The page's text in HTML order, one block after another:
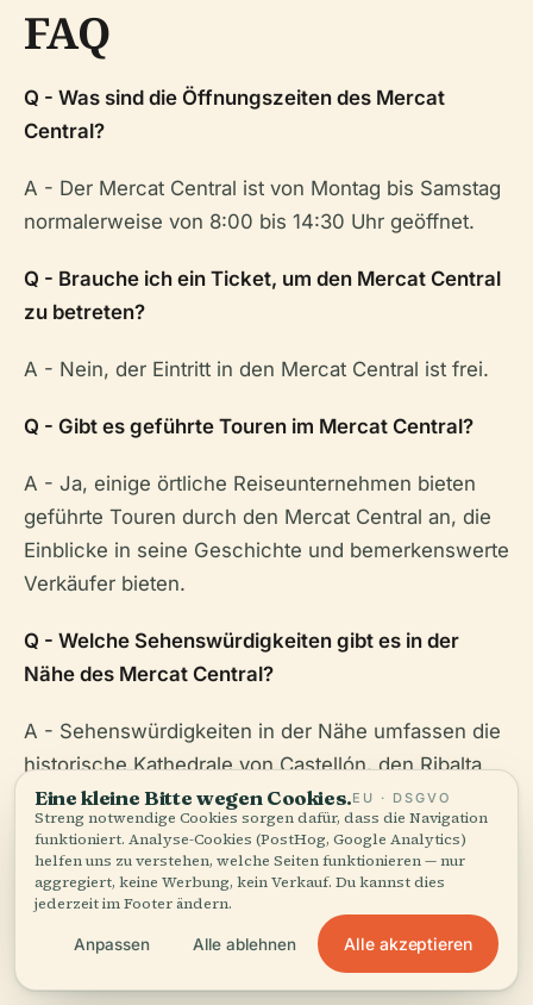
FAQ
Q - Was sind die Öffnungszeiten des Mercat
Central?
A - Der Mercat Central ist von Montag bis Samstag
normalerweise von 8:00 bis 14:30 Uhr geöffnet.
Q - Brauche ich ein Ticket, um den Mercat Central
zu betreten?
A - Nein, der Eintritt in den Mercat Central ist frei.
Q - Gibt es geführte Touren im Mercat Central?
A - Ja, einige örtliche Reiseunternehmen bieten
geführte Touren durch den Mercat Central an, die
Einblicke in seine Geschichte und bemerkenswerte
Verkäufer bieten.
Q - Welche Sehenswürdigkeiten gibt es in der
Nähe des Mercat Central?
A - Sehenswürdigkeiten in der Nähe umfassen die
historische Kathedrale von Castellón, den Ribalta
Park und das Museum der Schönen Künste.
Für mehr Informationen, laden Sie die Audiala App
herunter, sehen Sie sich andere verwandte
Beiträge an, oder folgen Sie uns in den sozialen
Medien.
Eine kleine Bitte wegen Cookies.EU · DSGVO
Streng notwendige Cookies sorgen dafür, dass die Navigation
funktioniert. Analyse-Cookies (PostHog, Google Analytics)
helfen uns zu verstehen, welche Seiten funktionieren — nur
aggregiert, keine Werbung, kein Verkauf. Du kannst dies
jederzeit im Footer ändern.
Anpassen Alle ablehnen Alle akzeptieren